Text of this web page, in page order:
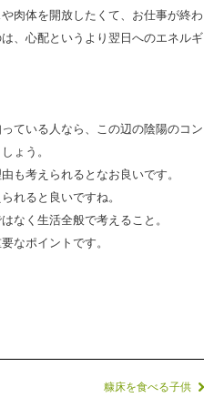
肉体を開放したくて、お仕事が終わ
、心配というより翌日へのエネルギ
ている人なら、この辺の陰陽のコン
ょう。
も考えられるとなお良いです。
れると良いですね。
なく生活全般で考えること。
なポイントです。
糠床を食べる子供